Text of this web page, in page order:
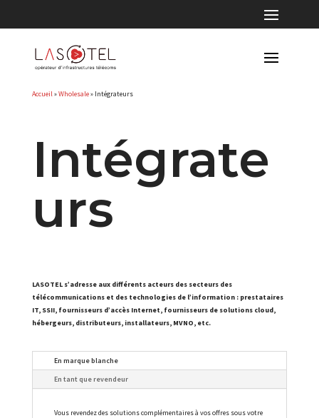
Accueil»Wholesale» Intégrateurs
Intégrate
urs
LASOTEL s’adresse aux différents acteurs des secteurs des
télécommunications et des technologies de l’information : prestataires
IT, SSII, fournisseurs d’accès Internet, fournisseurs de solutions cloud,
hébergeurs, distributeurs, installateurs, MVNO, etc.
En marque blanche
En tant que revendeur
Vous revendez des solutions complémentaires à vos offres sous votre